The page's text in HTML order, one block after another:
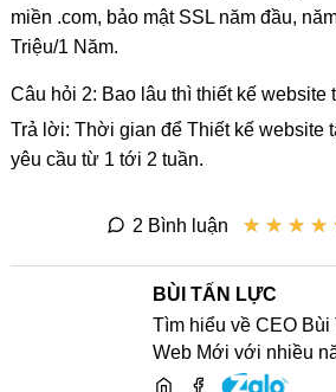
miền .com, bảo mật SSL năm đầu,
Triệu/1 Năm.
Câu hỏi 2: Bao lâu thì thiết kế website
Trả lời: Thời gian để Thiết kế website
yêu cầu từ 1 tới 2 tuần.
★ ★ ★ ★
★ ★ ★ ★
2 Bình luận
BÙI TẤN LỰC
Tìm hiểu về CEO
Web Mới với nhiều
lĩnh vực phát triển